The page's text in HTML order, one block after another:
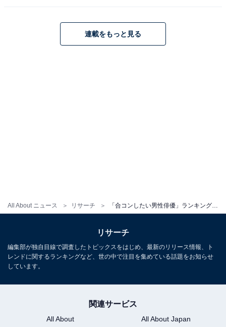
All About ニュース リサーチ 「合コンしたい男性俳優」ランキング！ 3位「山崎賢人」、2位「佐藤健」、1位は？
連載をもっと見る
リサーチ
編集部が独自目線で調査したトピックスをはじめ、最新のリリース情報、ト
レンドに関するランキングなど、世の中で注目を集めている話題をお知らせ
しています。
関連サービス
All About
All About Japan